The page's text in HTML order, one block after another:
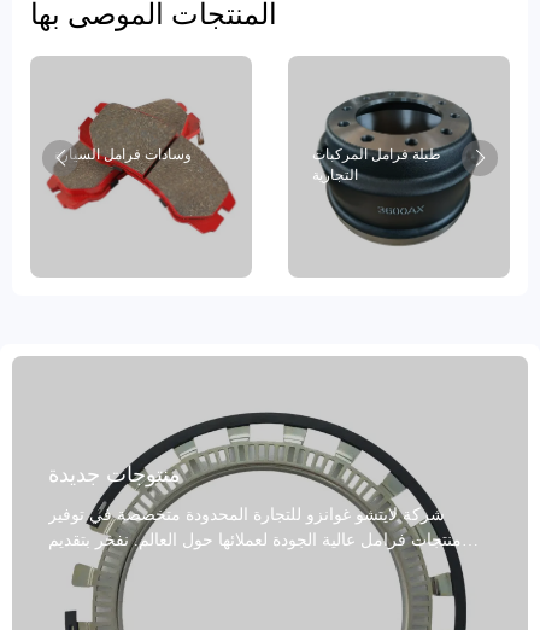
المنتجات الموصى بها
وسادات فرامل السيارة
طبلة فرامل المركبات
التجارية
منتوجات جديدة
شركة لايتشو غوانزو للتجارة المحدودة متخصصة في توفير
منتجات فرامل عالية الجودة لعملائها حول العالم. نفخر بتقديم
أطقم تروس حلقات ABS، المصنعة في مقاطعة شاندونغ،
الصين. تخضع هذه المنتجات لعمليات تصنيع دقيقة، تشمل
الخراطة والطحن، وهي متوفرة بألوان متنوعة، منها الرمادي